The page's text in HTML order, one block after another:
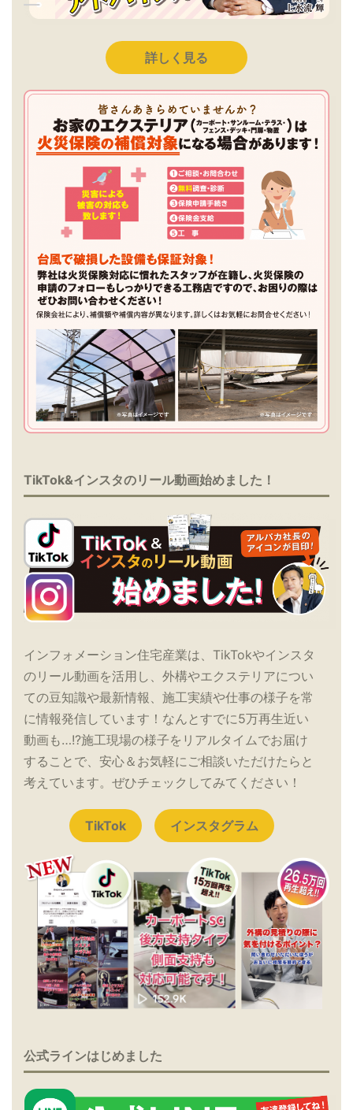
詳しく見る
TikTok&インスタのリール動画始めました！
インフォメーション住宅産業は、TikTokやインスタ
のリール動画を活用し、外構やエクステリアについ
ての豆知識や最新情報、施工実績や仕事の様子を常
に情報発信しています！なんとすでに5万再生近い
動画も…!?施工現場の様子をリアルタイムでお届け
することで、安心＆お気軽にご相談いただけたらと
考えています。ぜひチェックしてみてください！
TikTok インスタグラム
公式ラインはじめました